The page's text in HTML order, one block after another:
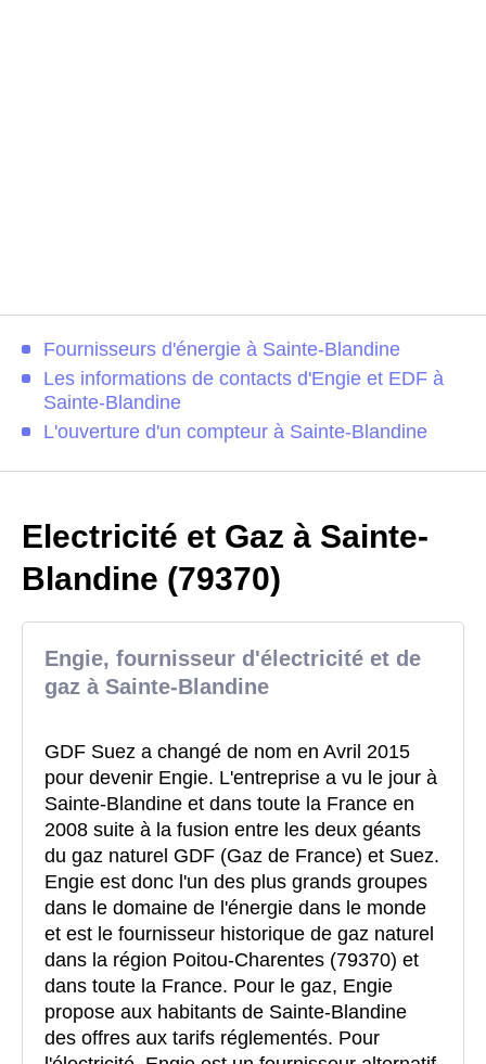
Fournisseurs d'énergie à Sainte-Blandine
Les informations de contacts d'Engie et EDF à
Sainte-Blandine
L'ouverture d'un compteur à Sainte-Blandine
Electricité et Gaz à Sainte-
Blandine (79370)
Engie, fournisseur d'électricité et de
gaz à Sainte-Blandine
GDF Suez a changé de nom en Avril 2015
pour devenir Engie. L'entreprise a vu le jour à
Sainte-Blandine et dans toute la France en
2008 suite à la fusion entre les deux géants
du gaz naturel GDF (Gaz de France) et Suez.
Engie est donc l'un des plus grands groupes
dans le domaine de l'énergie dans le monde
et est le fournisseur historique de gaz naturel
dans la région Poitou-Charentes (79370) et
dans toute la France. Pour le gaz, Engie
propose aux habitants de Sainte-Blandine
des offres aux tarifs réglementés. Pour